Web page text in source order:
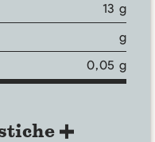
13 g
g
0,05 g